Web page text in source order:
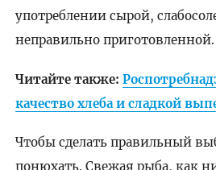
употреблении сырой,
неправильно приготовленной.
Читайте также:
качество хлеба и сладкой
Чтобы сделать правильный
понюхать. Свежая рыба, как